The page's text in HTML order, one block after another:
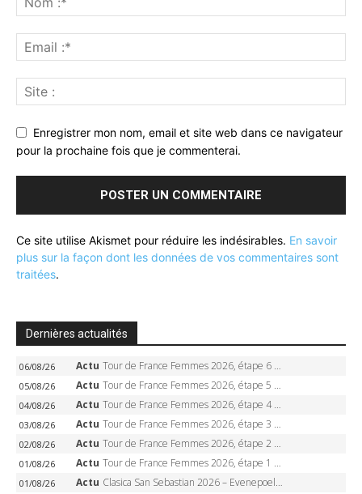
Enregistrer mon nom, email et site web dans ce navigateur
pour la prochaine fois que je commenterai.
Ce site utilise Akismet pour réduire les indésirables. En savoir
plus sur la façon dont les données de vos commentaires sont
traitées.
Dernières actualités
06/08/26 Actu Tour de France Femmes 2026, étape 6 – Kim Le Court-Pienaar gagne à Tournon, Reusser en jaune
05/08/26 Actu Tour de France Femmes 2026, étape 5 – Demi Vollering gagne à Belleville, Reusser en jaune, Ferrand-Prévot coule
04/08/26 Actu Tour de France Femmes 2026, étape 4 – Marlen Reusser écrase le chrono, Ferrand-Prévot en crise
03/08/26 Actu Tour de France Femmes 2026, étape 3 – Sigrid Haugset en solitaire, 88 km d’échappée, maillot jaune
02/08/26 Actu Tour de France Femmes 2026, étape 2 – Lorena Wiebes doublé à Genève, Markus héroïque, 7e record
01/08/26 Actu Tour de France Femmes 2026, étape 1 – Lorena Wiebes intouchable à Lausanne, premier maillot jaune
01/08/26 Actu Clasica San Sebastian 2026 – Evenepoel recordman, 4e victoire, Carapaz battu au sprint